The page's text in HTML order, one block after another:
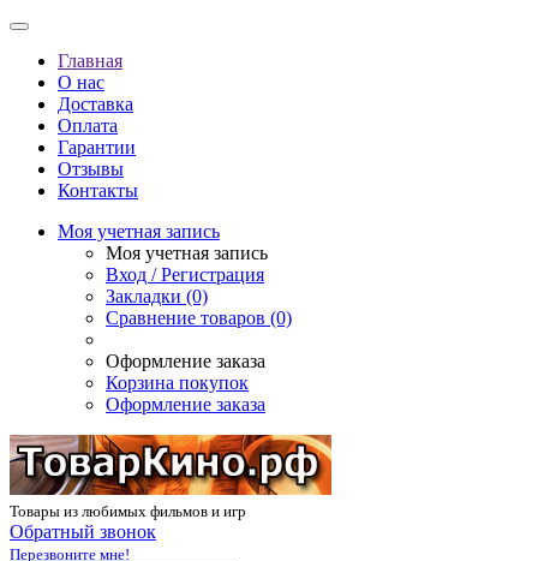
Главная
О нас
Доставка
Оплата
Гарантии
Отзывы
Контакты
Моя учетная запись
Моя учетная запись
Вход / Регистрация
Закладки (0)
Сравнение товаров (0)
Оформление заказа
Корзина покупок
Оформление заказа
Товары из любимых фильмов и игр
Обратный звонок
Перезвоните мне!